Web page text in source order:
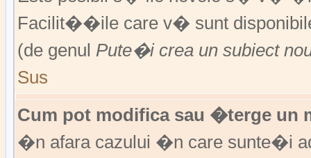
Facilit��ile care v� sunt
(de genul Pute�i crea un subiect
Sus
Cum pot modifica sau �terge un
�n afara cazului �n care sunte�i